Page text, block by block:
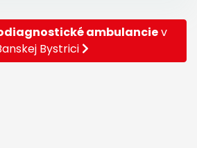
ambulanciev
Bystrici